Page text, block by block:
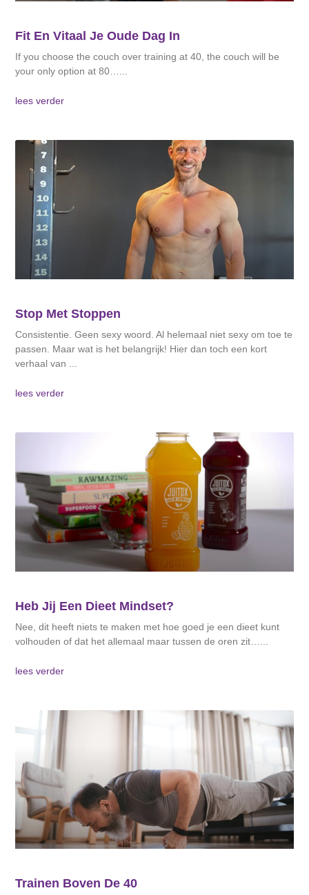
Fit En Vitaal Je Oude Dag In
If you choose the couch over training at 40, the couch will be
your only option at 80…
lees verder
Stop Met Stoppen
Consistentie. Geen sexy woord. Al helemaal niet sexy om toe te
passen. Maar wat is het belangrijk! Hier dan toch een kort
verhaal van
lees verder
Heb Jij Een Dieet Mindset?
Nee, dit heeft niets te maken met hoe goed je een dieet kunt
volhouden of dat het allemaal maar tussen de oren zit…
lees verder
Trainen Boven De 40